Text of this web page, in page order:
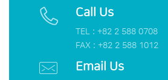
Call Us
TEL : +82 2 588 0708
FAX : +82 2 588 1012
Email Us